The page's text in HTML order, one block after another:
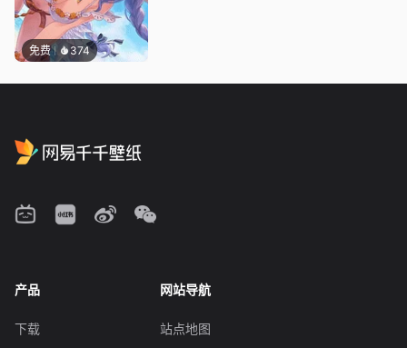
免费 374
产品
下载
网站导航
站点地图